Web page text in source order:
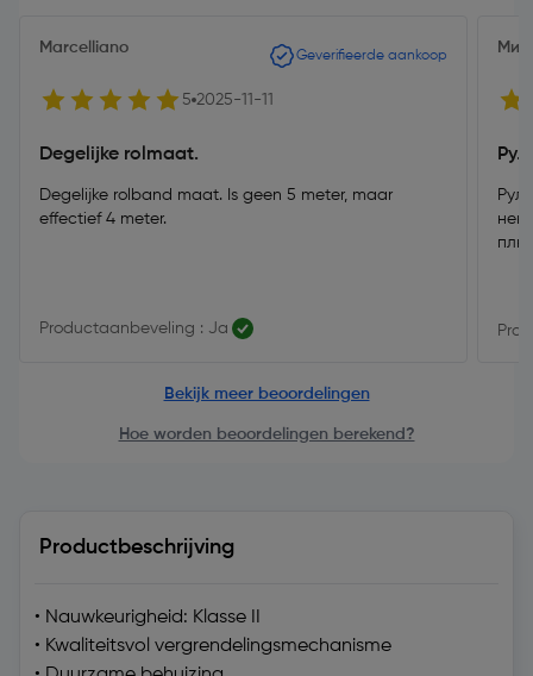
Marcelliano Geverifieerde aankoop
5 2025-11-11
Degelijke rolmaat.
Degelijke rolband maat. Is geen 5 meter, maar
effectief 4 meter.
Productaanbeveling : Ja
Bekijk meer beoordelingen
Hoe worden beoordelingen berekend?
Productbeschrijving
• Nauwkeurigheid: Klasse II
• Kwaliteitsvol vergrendelingsmechanisme